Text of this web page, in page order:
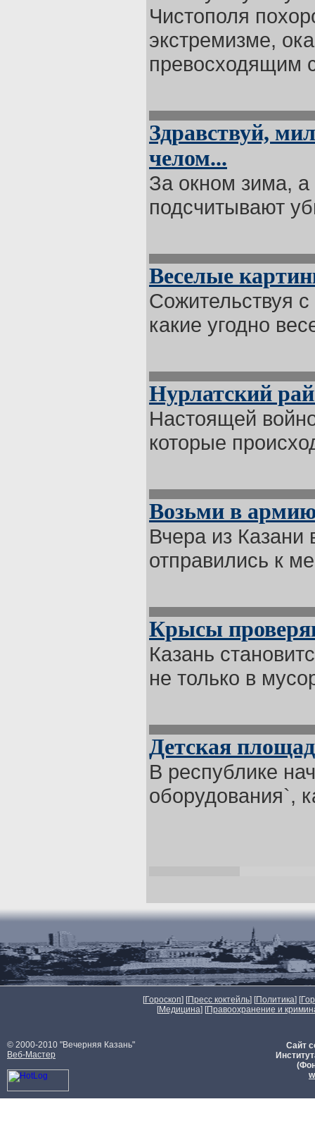
Чистополя
экстремизме,
превосходящим
Здравствуй,
челом...
За окном зима, а
подсчитывают
Веселые
Сожительствуя
какие угодно
Нурлатский
Настоящей
которые
Возьми в
Вчера из Казани
отправились к
Крысы
Казань
не только в
Детская
В республике
оборудования`,
[Гороскоп] [Пресс коктейль] [Политика] [
[Медицина] [Правоохранение и
© 2000-2010 "Вечерняя Казань"
Веб-Мастер
Сайт